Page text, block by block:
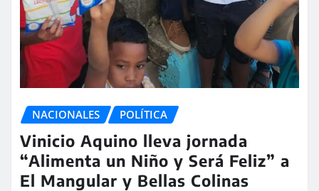
NACIONALES POLÍTICA
Vinicio Aquino lleva jornada
“Alimenta un Niño y Será Feliz” a
El Mangular y Bellas Colinas